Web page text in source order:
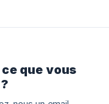
que vous